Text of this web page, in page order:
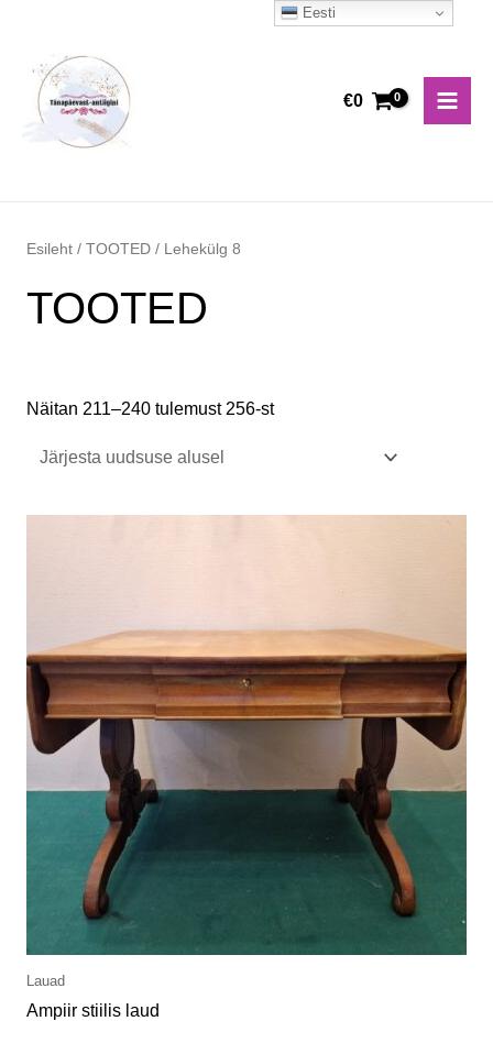
content
€0
Main
Esileht/ TOOTED/ Lehekülg 8
TOOTED
Näitan 211–240 tulemust 256-st
Lauad
Ampiir stiilis laud
Eesti